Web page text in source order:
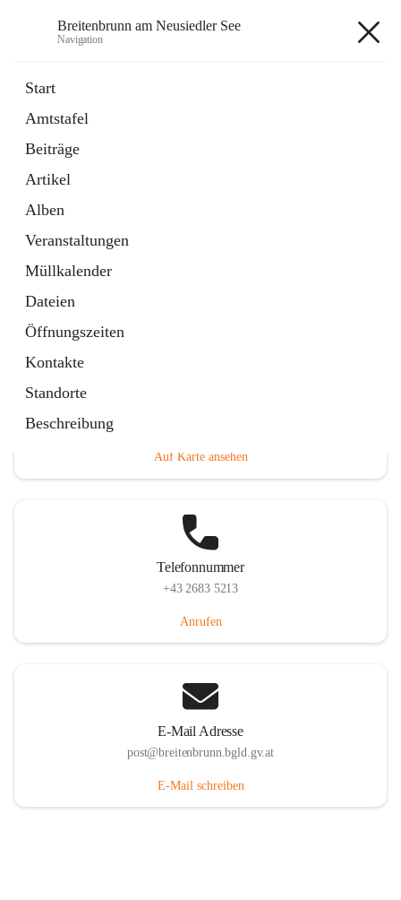
Breitenbrunn am Neusiedler See
Navigation
Start
Amtstafel
Beiträge
Artikel
Alben
Veranstaltungen
Müllkalender
Dateien
Öffnungszeiten
Kontakte
Standorte
Beschreibung
18 Schnellzugriffe
Gemeindeservice
Auf Karte ansehen
Telefonnummer
+43 2683 5213
Anrufen
E-Mail Adresse
post@breitenbrunn.bgld.gv.at
E-Mail schreiben